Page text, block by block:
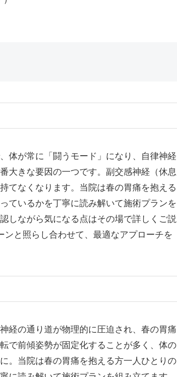
体が常に「闘うモード」になり、自律神経
大きな要因の一つです。副交感神経（休息
てなくなります。当院は春の胃痛を抱える
ているかを丁寧に読み解いて施術プランを
しながら気になる点はその場で詳しくご説
と照らし合わせて、最適なアプローチを
経の通り道が物理的に圧迫され、春の胃痛
で前傾姿勢が固定化することが多く、体の
。当院は春の胃痛を抱える方一人ひとりの